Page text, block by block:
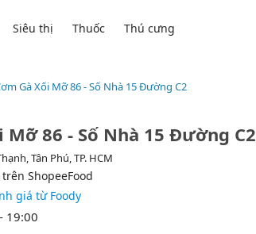
Siêu thị Thuốc Thú cưng
Gà Xối Mỡ 86 - Số Nhà 15 Đường C2
Mỡ 86 - Số Nhà 15 Đường C2
Tân Phú, TP. HCM
ShopeeFood
giá từ Foody
19:00